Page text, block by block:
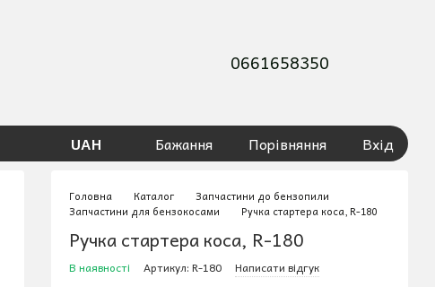
0661658350
UAH Бажання Порівняння Вхід
Головна Каталог
Запчастини до бензопили
Запчастини для бензокосами
Ручка стартера коса, R-180
Ручка стартера коса, R-180
В наявності Артикул: R-180 Написати відгук